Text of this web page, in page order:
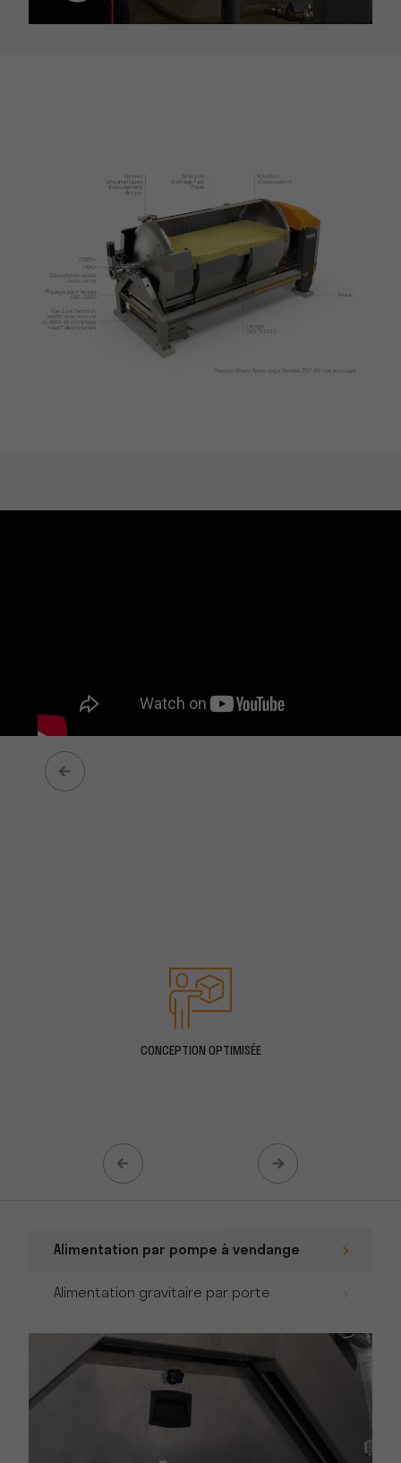
CONCEPTION OPTIMISÉE
Alimentation par pompe à vendange
Alimentation gravitaire par porte